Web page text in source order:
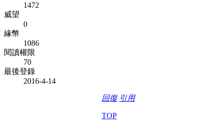
1472
威望
0
緣幣
1086
閱讀權限
70
最後登錄
2016-4-14
回復 引用
TOP